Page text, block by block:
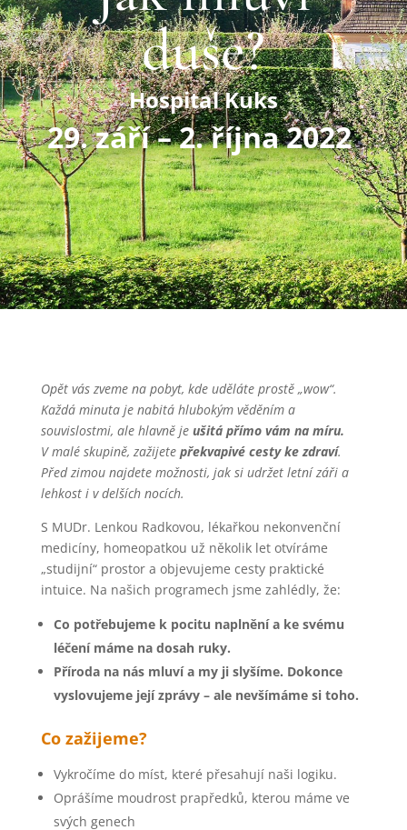
duše?
Hospital Kuks
29. září – 2. října 2022
Opět vás zveme na pobyt, kde uděláte prostě „wow“.
Každá minuta je nabitá hlubokým věděním a
souvislostmi, ale hlavně je ušitá přímo vám na míru.
V malé skupině, zažijete překvapivé cesty ke zdraví.
Před zimou najdete možnosti, jak si udržet letní záři a
lehkost i v delších nocích.
S MUDr. Lenkou Radkovou, lékařkou nekonvenční
medicíny, homeopatkou už několik let otvíráme
„studijní“ prostor a objevujeme cesty praktické
intuice. Na našich programech jsme zahlédly, že:
Co potřebujeme k pocitu naplnění a ke svému
léčení máme na dosah ruky.
Příroda na nás mluví a my ji slyšíme. Dokonce
vyslovujeme její zprávy – ale nevšímáme si toho.
Co zažijeme?
Vykročíme do míst, které přesahují naši logiku.
Oprášíme moudrost prapředků, kterou máme ve
svých genech